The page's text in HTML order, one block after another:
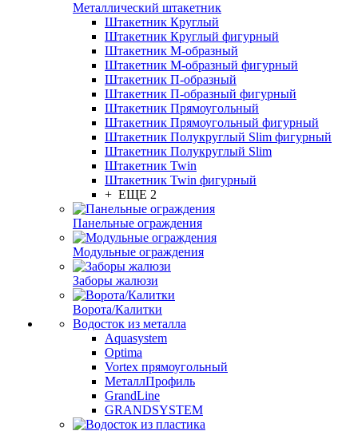
Металлический штакетник
Штакетник Круглый
Штакетник Круглый фигурный
Штакетник М-образный
Штакетник М-образный фигурный
Штакетник П-образный
Штакетник П-образный фигурный
Штакетник Прямоугольный
Штакетник Прямоугольный фигурный
Штакетник Полукруглый Slim фигурный
Штакетник Полукруглый Slim
Штакетник Twin
Штакетник Twin фигурный
+ ЕЩЕ 2
Панельные ограждения
Модульные ограждения
Заборы жалюзи
Ворота/Калитки
Водосток из металла
Aquasystem
Optima
Vortex прямоугольный
МеталлПрофиль
GrandLine
GRANDSYSTEM